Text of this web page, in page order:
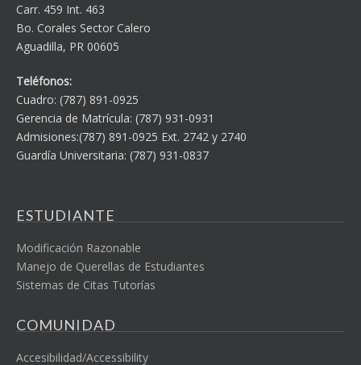
Carr. 459 Int. 463
Bo. Corales Sector Calero
Aguadilla, PR 00605
Teléfonos:
Cuadro: (787) 891-0925
Gerencia de Matrícula: (787) 931-0931
Admisiones:(787) 891-0925 Ext. 2742 y 2740
Guardía Universitaria: (787) 931-0837
ESTUDIANTE
Modificación Razonable
Manejo de Querellas de Estudiantes
Sistemas de Citas Tutorías
COMUNIDAD
Accesibilidad/Accessibility